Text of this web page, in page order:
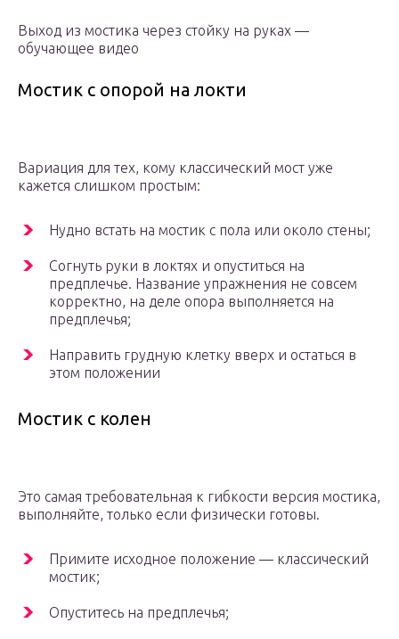
Выход из мостика через стойку на руках —
обучающее видео
Мостик с опорой на локти
Вариация для тех, кому классический мост уже
кажется слишком простым:
Нудно встать на мостик с пола или около стены;
Согнуть руки в локтях и опуститься на
предплечье. Название упражнения не совсем
корректно, на деле опора выполняется на
предплечья;
Направить грудную клетку вверх и остаться в
этом положении
Мостик с колен
Это самая требовательная к гибкости версия мостика,
выполняйте, только если физически готовы.
Примите исходное положение — классический
мостик;
Опуститесь на предплечья;